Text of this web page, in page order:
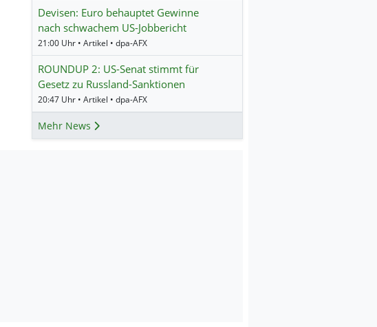
Devisen: Euro behauptet Gewinne
nach schwachem US-Jobbericht
21:00 Uhr • Artikel • dpa-AFX
ROUNDUP 2: US-Senat stimmt für
Gesetz zu Russland-Sanktionen
20:47 Uhr • Artikel • dpa-AFX
Mehr News